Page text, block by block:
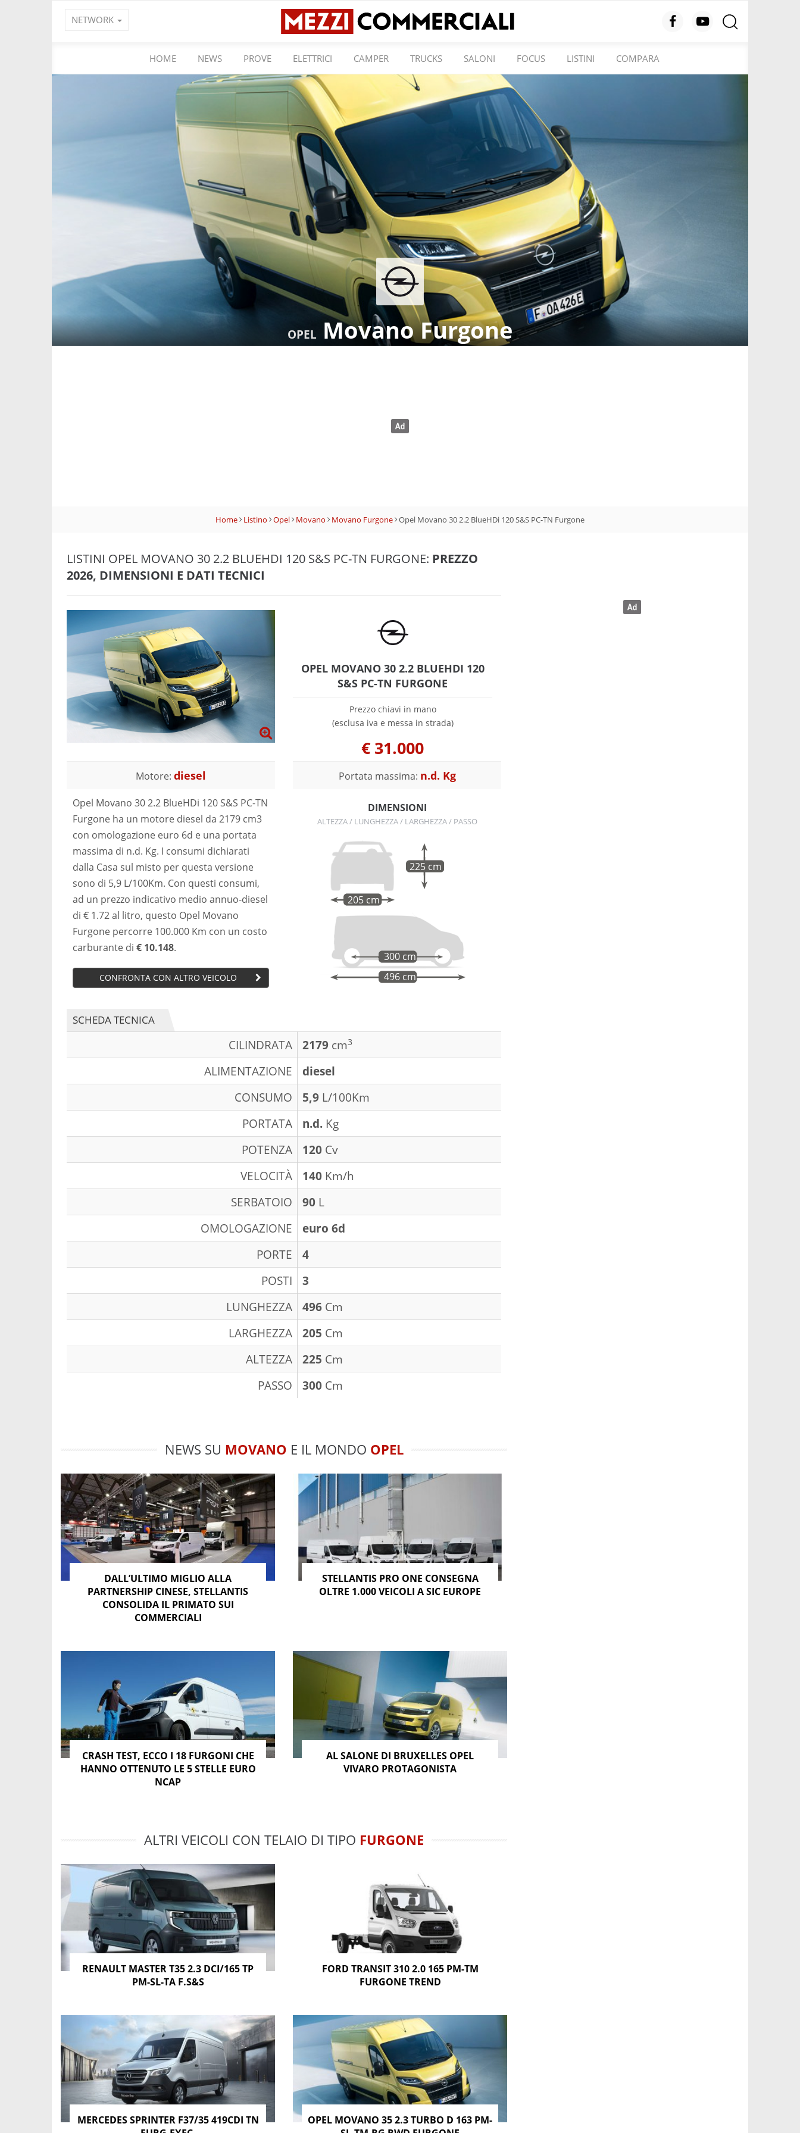
NETWORK
HOME NEWS PROVE ELETTRICI CAMPER TRUCKS SALONI FOCUS LISTINI COMPARA
OPEL Movano Furgone
Home Listino Opel Movano Movano Furgone Opel Movano 30 2.2 BlueHDi 120 S&S PC-TN Furgone
LISTINI OPEL MOVANO 30 2.2 BLUEHDI 120 S&S PC-TN FURGONE: PREZZO
2026, DIMENSIONI E DATI TECNICI
OPEL MOVANO 30 2.2 BLUEHDI 120
S&S PC-TN FURGONE
Prezzo chiavi in mano
(esclusa iva e messa in strada)
€ 31.000
Motore: diesel
Opel Movano 30 2.2 BlueHDi 120 S&S PC-TN
Furgone ha un motore diesel da 2179 cm3
con omologazione euro 6d e una portata
massima di n.d. Kg. I consumi dichiarati
dalla Casa sul misto per questa versione
sono di 5,9 L/100Km. Con questi consumi,
ad un prezzo indicativo medio annuo-diesel
di € 1.72 al litro, questo Opel Movano
Furgone percorre 100.000 Km con un costo
carburante di € 10.148.
CONFRONTA CON ALTRO VEICOLO
Portata massima: n.d. Kg
DIMENSIONI
ALTEZZA / LUNGHEZZA / LARGHEZZA / PASSO
205 cm
225 cm
496 cm
300 cm
SCHEDA TECNICA
CILINDRATA 2179 cm3
ALIMENTAZIONE
diesel
CONSUMO
5,9 L/100Km
PORTATA
n.d. Kg
POTENZA
120 Cv
VELOCITÀ
140 Km/h
SERBATOIO
90 L
OMOLOGAZIONE
euro 6d
PORTE
4
POSTI
3
LUNGHEZZA
496 Cm
LARGHEZZA
205 Cm
ALTEZZA
225 Cm
PASSO
300 Cm
NEWS SU MOVANO E IL MONDO OPEL
DALL’ULTIMO MIGLIO ALLA
PARTNERSHIP CINESE, STELLANTIS
CONSOLIDA IL PRIMATO SUI
COMMERCIALI
STELLANTIS PRO ONE CONSEGNA
OLTRE 1.000 VEICOLI A SIC EUROPE
CRASH TEST, ECCO I 18 FURGONI CHE
HANNO OTTENUTO LE 5 STELLE EURO
NCAP
AL SALONE DI BRUXELLES OPEL
VIVARO PROTAGONISTA
ALTRI VEICOLI CON TELAIO DI TIPO FURGONE
RENAULT MASTER T35 2.3 DCI/165 TP
PM-SL-TA F.S&S
FORD TRANSIT 310 2.0 165 PM-TM
FURGONE TREND
MERCEDES SPRINTER F37/35 419CDI TN
OPEL MOVANO 35 2.3 TURBO D 163 PM-